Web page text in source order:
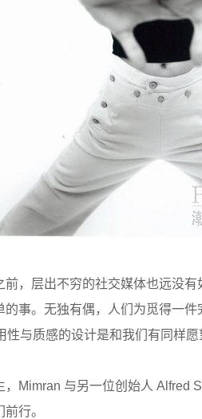
，层出不穷的社交媒体也远没
的事。无独有偶，人们为觅得一
与质感的设计是和我们有同样愿
，Mimran 与另一位创始人 Alfred
行。